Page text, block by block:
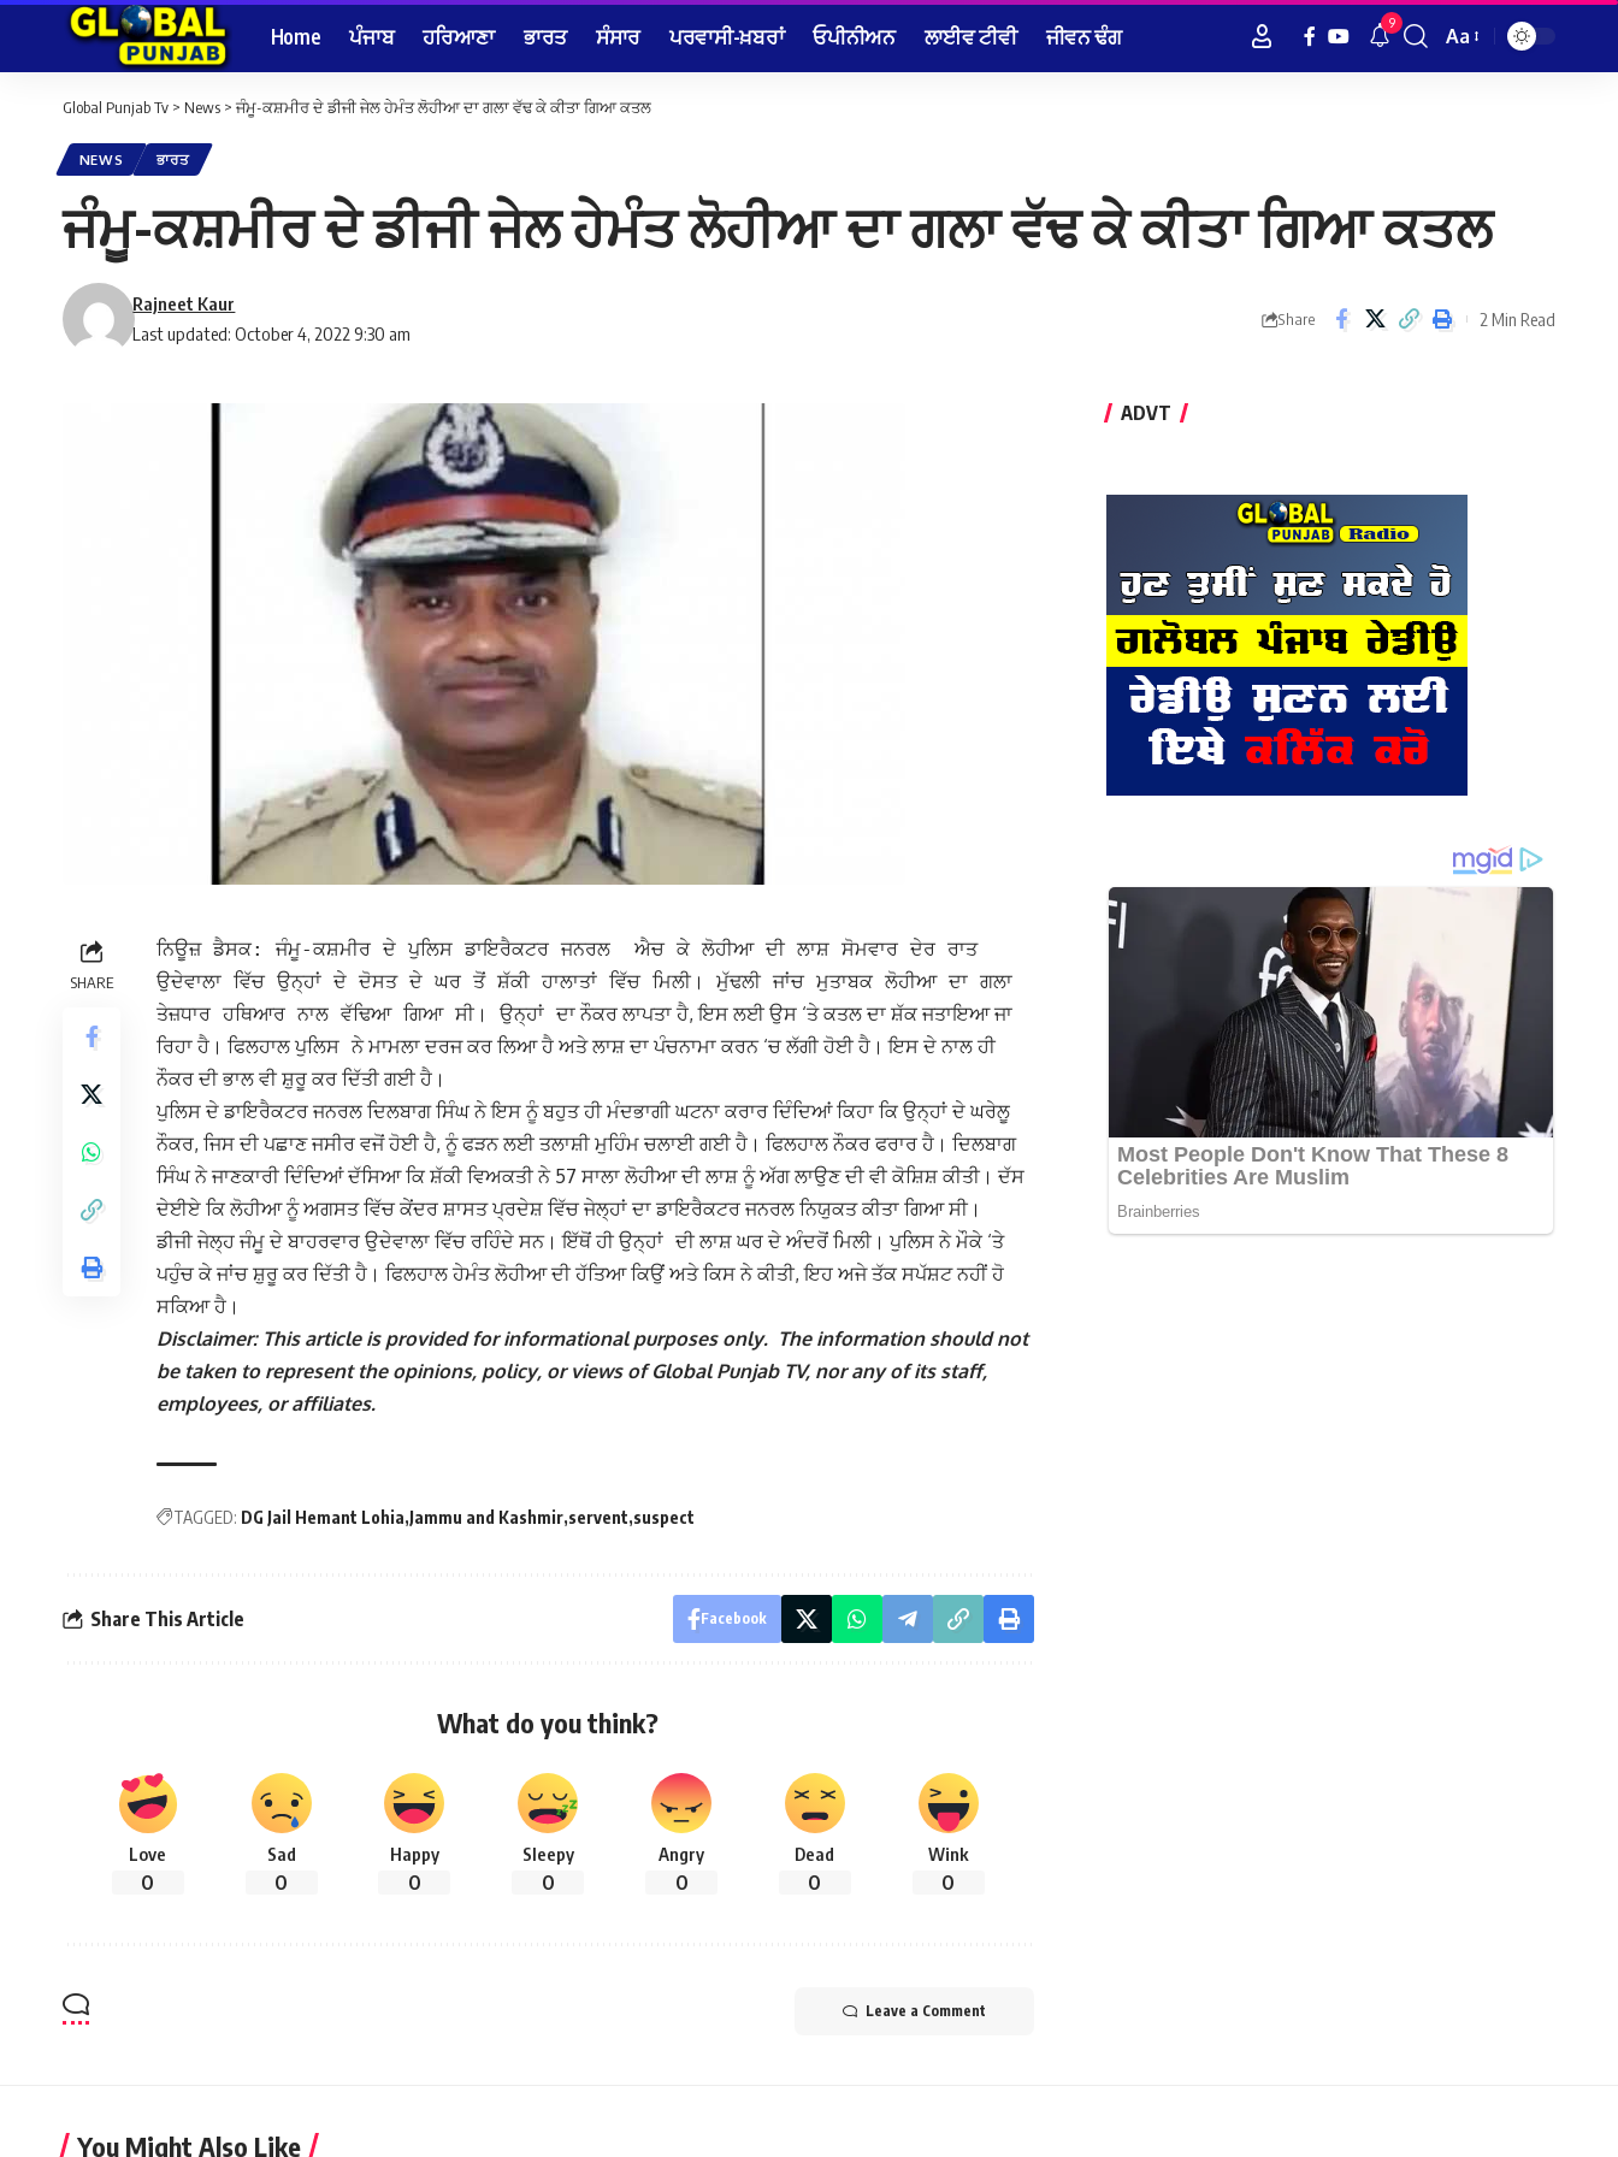
Home ਪੰਜਾਬ ਹਰਿਆਣਾ ਭਾਰਤ ਸੰਸਾਰ ਪਰਵਾਸੀ-ਖ਼ਬਰਾਂ ਓਪੀਨੀਅਨ ਲਾਈਵ ਟੀਵੀ ਜੀਵਨ ਢੰਗ 9
Font
Aa
Global Punjab Tv > News > ਜੰਮੂ-ਕਸ਼ਮੀਰ ਦੇ ਡੀਜੀ ਜੇਲ ਹੇਮੰਤ ਲੋਹੀਆ ਦਾ ਗਲਾ ਵੱਢ ਕੇ ਕੀਤਾ ਗਿਆ ਕਤਲ
NEWS ਭਾਰਤ
ਜੰਮੂ-ਕਸ਼ਮੀਰ ਦੇ ਡੀਜੀ ਜੇਲ ਹੇਮੰਤ ਲੋਹੀਆ ਦਾ ਗਲਾ ਵੱਢ ਕੇ ਕੀਤਾ ਗਿਆ ਕਤਲ
Last updated: October 4, 2022 9:30 am
Rajneet Kaur
Share 2 Min Read
SHARE
ਨਿਊਜ਼ ਡੈਸਕ: ਜੰਮੂ-ਕਸ਼ਮੀਰ ਦੇ ਪੁਲਿਸ ਡਾਇਰੈਕਟਰ ਜਨਰਲ ਐਚ ਕੇ ਲੋਹੀਆ ਦੀ ਲਾਸ਼ ਸੋਮਵਾਰ ਦੇਰ ਰਾਤ
ਉਦੇਵਾਲਾ ਵਿੱਚ ਉਨ੍ਹਾਂ ਦੇ ਦੋਸਤ ਦੇ ਘਰ ਤੋਂ ਸ਼ੱਕੀ ਹਾਲਾਤਾਂ ਵਿੱਚ ਮਿਲੀ। ਮੁੱਢਲੀ ਜਾਂਚ ਮੁਤਾਬਕ ਲੋਹੀਆ ਦਾ ਗਲਾ
ਤੇਜ਼ਧਾਰ ਹਥਿਆਰ ਨਾਲ ਵੱਢਿਆ ਗਿਆ ਸੀ। ਉਨ੍ਹਾਂ ਦਾਨੌਕਰ ਲਾਪਤਾ ਹੈ, ਇਸ ਲਈ ਉਸ ‘ਤੇ ਕਤਲ ਦਾ ਸ਼ੱਕ ਜਤਾਇਆ ਜਾ
ਰਿਹਾ ਹੈ। ਫਿਲਹਾਲਪੁਲਿਸਨੇ ਮਾਮਲਾ ਦਰਜ ਕਰ ਲਿਆ ਹੈ ਅਤੇ ਲਾਸ਼ ਦਾ ਪੰਚਨਾਮਾ ਕਰਨ ‘ਚ ਲੱਗੀ ਹੋਈ ਹੈ। ਇਸ ਦੇ ਨਾਲ ਹੀ
ਨੌਕਰ ਦੀ ਭਾਲ ਵੀ ਸ਼ੁਰੂ ਕਰ ਦਿੱਤੀ ਗਈ ਹੈ।
ਪੁਲਿਸ ਦੇ ਡਾਇਰੈਕਟਰ ਜਨਰਲ ਦਿਲਬਾਗ ਸਿੰਘ ਨੇ ਇਸ ਨੂੰ ਬਹੁਤ ਹੀ ਮੰਦਭਾਗੀ ਘਟਨਾ ਕਰਾਰ ਦਿੰਦਿਆਂ ਕਿਹਾ ਕਿਉਨ੍ਹਾਂ ਦੇ ਘਰੇਲੂ
ਨੌਕਰ, ਜਿਸ ਦੀ ਪਛਾਣ ਜਸੀਰ ਵਜੋਂ ਹੋਈ ਹੈ, ਨੂੰ ਫੜਨ ਲਈ ਤਲਾਸ਼ੀ ਮੁਹਿੰਮ ਚਲਾਈ ਗਈ ਹੈ। ਫਿਲਹਾਲ ਨੌਕਰ ਫਰਾਰ ਹੈ। ਦਿਲਬਾਗ
ਸਿੰਘ ਨੇ ਜਾਣਕਾਰੀ ਦਿੰਦਿਆਂ ਦੱਸਿਆ ਕਿ ਸ਼ੱਕੀ ਵਿਅਕਤੀ ਨੇ 57 ਸਾਲਾ ਲੋਹੀਆ ਦੀ ਲਾਸ਼ ਨੂੰ ਅੱਗ ਲਾਉਣ ਦੀ ਵੀ ਕੋਸ਼ਿਸ਼ ਕੀਤੀ। ਦੱਸ
ਦੇਈਏ ਕਿ ਲੋਹੀਆ ਨੂੰ ਅਗਸਤ ਵਿੱਚ ਕੇਂਦਰ ਸ਼ਾਸਤ ਪ੍ਰਦੇਸ਼ ਵਿੱਚ ਜੇਲ੍ਹਾਂ ਦਾ ਡਾਇਰੈਕਟਰ ਜਨਰਲ ਨਿਯੁਕਤ ਕੀਤਾ ਗਿਆ ਸੀ।
ਡੀਜੀ ਜੇਲ੍ਹ ਜੰਮੂ ਦੇ ਬਾਹਰਵਾਰ ਉਦੇਵਾਲਾ ਵਿੱਚ ਰਹਿੰਦੇ ਸਨ। ਇੱਥੋਂ ਹੀਉਨ੍ਹਾਂ ਦੀ ਲਾਸ਼ ਘਰ ਦੇ ਅੰਦਰੋਂ ਮਿਲੀ। ਪੁਲਿਸ ਨੇ ਮੌਕੇ ‘ਤੇ
ਪਹੁੰਚ ਕੇ ਜਾਂਚ ਸ਼ੁਰੂ ਕਰ ਦਿੱਤੀ ਹੈ। ਫਿਲਹਾਲ ਹੇਮੰਤ ਲੋਹੀਆ ਦੀ ਹੱਤਿਆ ਕਿਉਂ ਅਤੇ ਕਿਸ ਨੇ ਕੀਤੀ, ਇਹ ਅਜੇ ਤੱਕ ਸਪੱਸ਼ਟ ਨਹੀਂ ਹੋ
ਸਕਿਆ ਹੈ।
Disclaimer: This article is provided for informational purposes only. The information should not
be taken to represent the opinions, policy, or views of Global Punjab TV, nor any of its staff,
employees, or affiliates.
TAGGED: DG Jail Hemant Lohia Jammu and Kashmir servent suspect
Share This Article Facebook
What do you think?
Love
0
Sad
0
Happy
0
Sleepy
0
Angry
0
Dead
0
Wink
0
Leave a Comment
ADVT
You Might Also Like